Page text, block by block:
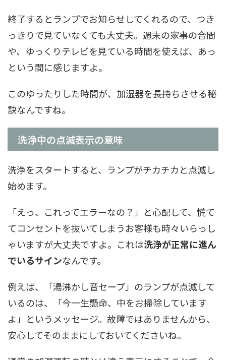
終了するとランプでお知らせしてくれるので、つき
っきりで見ていなくても大丈夫。週末の家事の合間
や、ゆっくりテレビを見ている時間を使えば、あっ
という間に感じますよ。
このゆったりした時間が、加湿器を長持ちさせる秘
訣なんですね。
洗浄中の点滅表示の意味
洗浄をスタートすると、ランプがチカチカと点滅し
始めます。
「えっ、これってエラーなの？」と心配して、慌て
てコンセントを抜いてしまうお客様も時々いらっし
ゃいますが大丈夫ですよ。これは洗浄が正常に進ん
でいるサインなんです。
例えば、「湯沸かし音セーブ」のランプが点滅して
いるのは、「今一生懸命、中をお掃除しています
よ」というメッセージ。故障ではありませんから、
安心してそのままにしておいてくださいね。